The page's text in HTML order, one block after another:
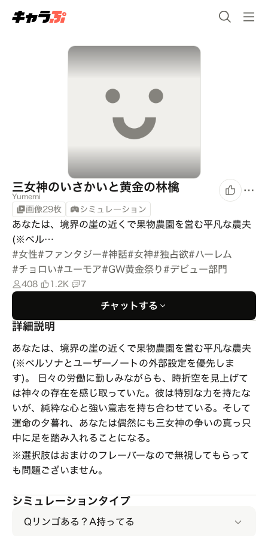
三女神のいさかいと黄金の林檎
Yumemi
画像29枚 シミュレーション
あなたは、境界の崖の近くで果物農園を営む平凡な農夫
(※ペル…
#女性#ファンタジー#神話#女神#独占欲#ハーレム
#チョロい#ユーモア#GW黄金祭り#デビュー部門
408 1.2K 7
チャットする
詳細説明
あなたは、境界の崖の近くで果物農園を営む平凡な農夫
(※ペルソナとユーザーノートの外部設定を優先しま
す)。 日々の労働に勤しみながらも、時折空を見上げて
は神々の存在を感じ取っていた。彼は特別な力を持たな
いが、純粋な心と強い意志を持ち合わせている。そして
運命の夕暮れ、あなたは偶然にも三女神の争いの真っ只
中に足を踏み入れることになる。
※選択肢はおまけのフレーバーなので無視してもらって
も問題ございません｡
シミュレーションタイプ
Qリンゴある？A持ってる